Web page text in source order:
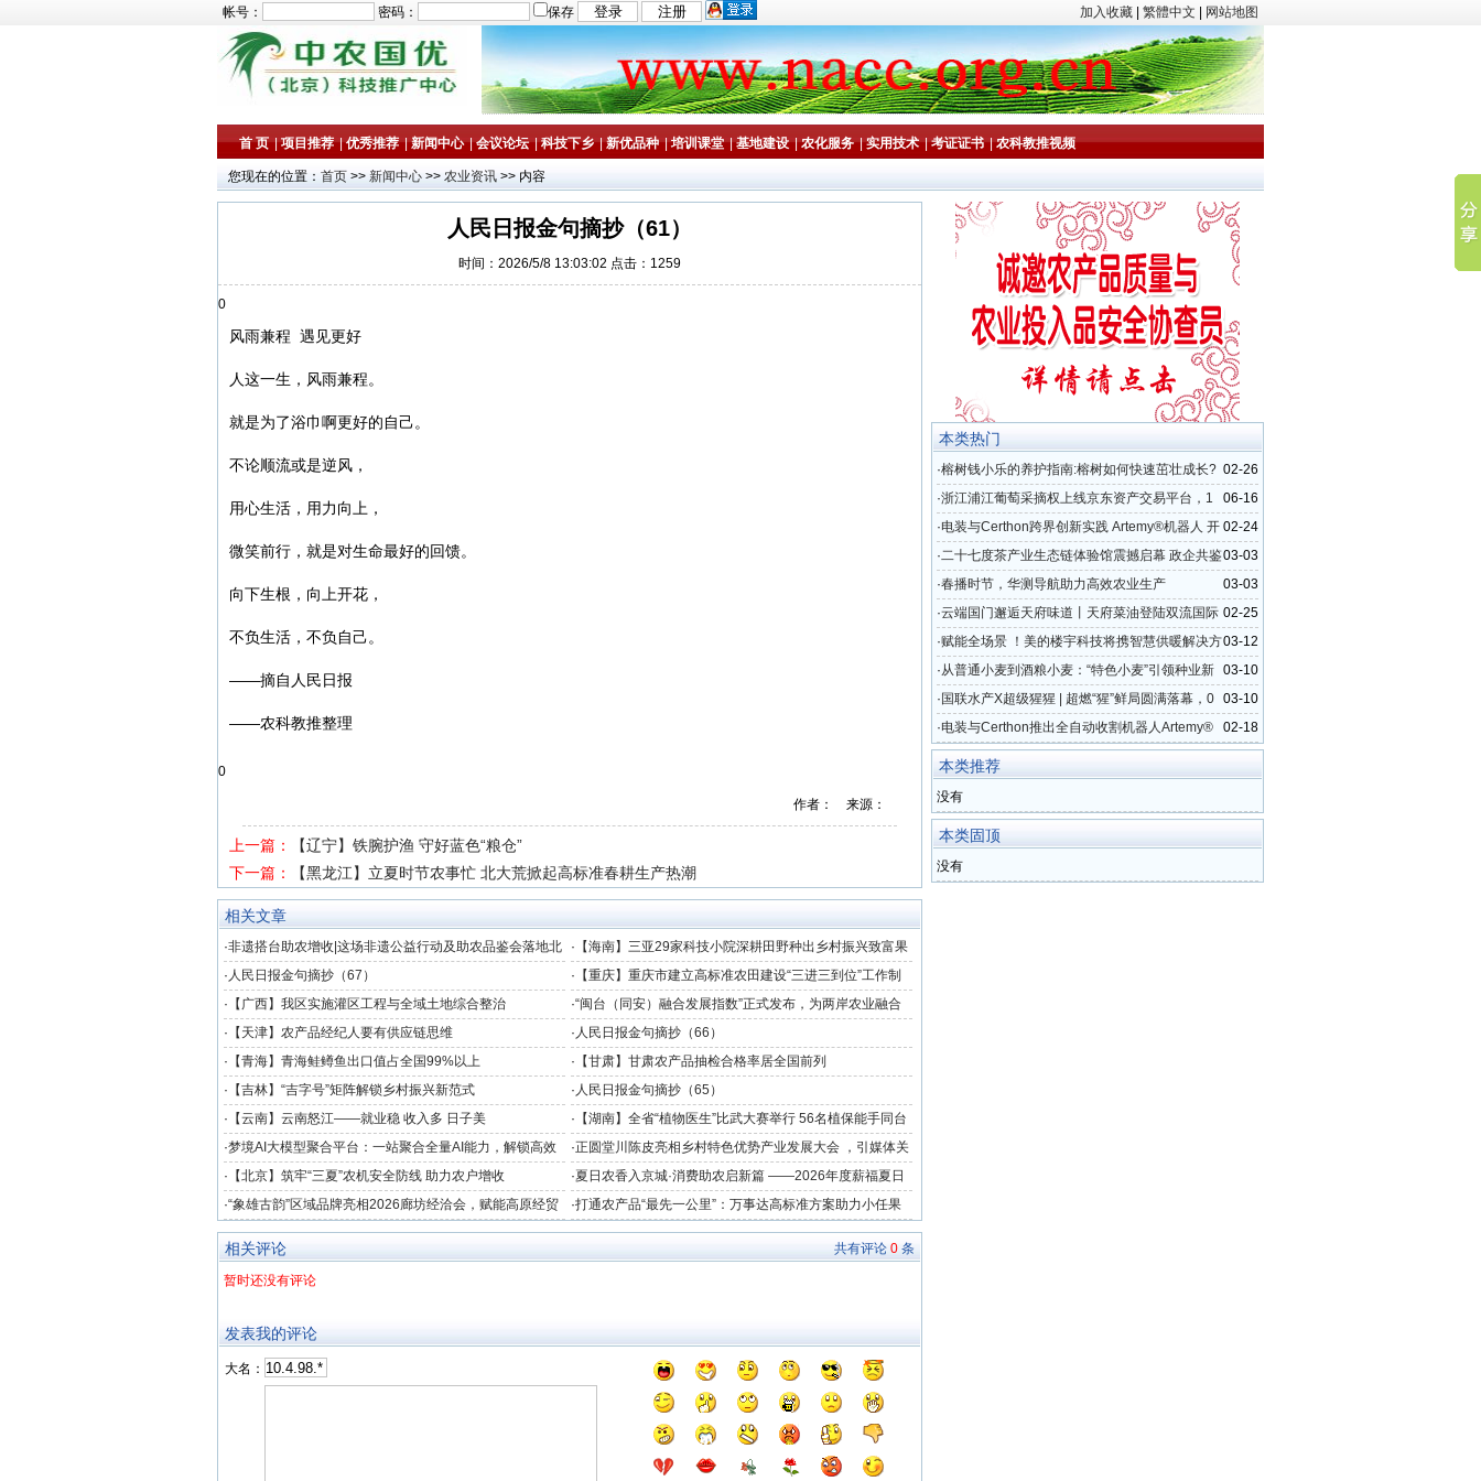
帐号： 密码： 保存 加入收藏 繁體中文 网站地图
首 页 |项目推荐 |优秀推荐 |新闻中心 |会议论坛 |科技下乡 |新优品种 |培训课堂 |基地建设 |农化服务 |实用技术 |考证证书 |农科教推视频
您现在的位置： 首页 >> 新闻中心 >> 农业资讯 >> 内容
人民日报金句摘抄（61）
时间：2026/5/8 13:03:02 点击：1259
0
风雨兼程 遇见更好
人这一生，风雨兼程。
就是为了浴巾啊更好的自己。
不论顺流或是逆风，
用心生活，用力向上，
微笑前行，就是对生命最好的回馈。
向下生根，向上开花，
不负生活，不负自己。
——摘自人民日报
——农科教推整理
0
作者： 来源：
上一篇：
【辽宁】铁腕护渔 守好蓝色“粮仓”
下一篇：
【黑龙江】立夏时节农事忙 北大荒掀起高标准春耕生产热潮
相关文章
·非遗搭台助农增收|这场非遗公益行动及助农品鉴会落地北
京
· 【海南】三亚29家科技小院深耕田野种出乡村振兴致富果
· 人民日报金句摘抄（67） · 【重庆】重庆市建立高标准农田建设“三进三到位”工作制
度
· 【广西】我区实施灌区工程与全域土地综合整治 ·“闽台（同安）融合发展指数”正式发布，为两岸农业融合
发展提供数据支撑
· 【天津】农产品经纪人要有供应链思维 · 人民日报金句摘抄（66）
· 【青海】青海鲑鳟鱼出口值占全国99%以上 · 【甘肃】甘肃农产品抽检合格率居全国前列
· 【吉林】“吉字号”矩阵解锁乡村振兴新范式 · 人民日报金句摘抄（65）
· 【云南】云南怒江——就业稳 收入多 日子美 · 【湖南】全省“植物医生”比武大赛举行 56名植保能手同台
竞技
·梦境AI大模型聚合平台：一站聚合全量AI能力，解锁高效
创作新境界
·正圆堂川陈皮亮相乡村特色优势产业发展大会 ，引媒体关
注获群众点赞
· 【北京】筑牢“三夏”农机安全防线 助力农户增收 ·夏日农香入京城·消费助农启新篇 ——2026年度薪福夏日
助农专场品鉴会在北京成功举办
·“象雄古韵”区域品牌亮相2026廊坊经洽会，赋能高原经贸
协同发展
·打通农产品“最先一公里”：万事达高标准方案助力小任果
业冷链中心落成
共有评论 0 条
相关评论
暂时还没有评论
发表我的评论
大名：
本类热门
02-26
·榕树钱小乐的养护指南:榕树如何快速茁壮成长?
06-16
·浙江浦江葡萄采摘权上线京东资产交易平台，1
元起拍打造电商助农新模式
02-24
·电装与Certhon跨界创新实践 Artemy®机器人 开
启农业工厂化时代
03-03
·二十七度茶产业生态链体验馆震撼启幕 政企共鉴
未来新生态
03-03
·春播时节，华测导航助力高效农业生产
02-25
·云端国门邂逅天府味道丨天府菜油登陆双流国际
机场黄金展位
03-12
·赋能全场景 ！美的楼宇科技将携智慧供暖解决方
案亮相2025中国热泵展
03-10
·从普通小麦到酒粮小麦：“特色小麦”引领种业新
变革
03-10
· 国联水产X超级猩猩 | 超燃“猩”鲜局圆满落幕，0
添加虾仁解锁轻食健身新体验
02-18
·电装与Certhon推出全自动收割机器人Artemy®
助力农业可持续发展
本类推荐
没有
本类固顶
没有